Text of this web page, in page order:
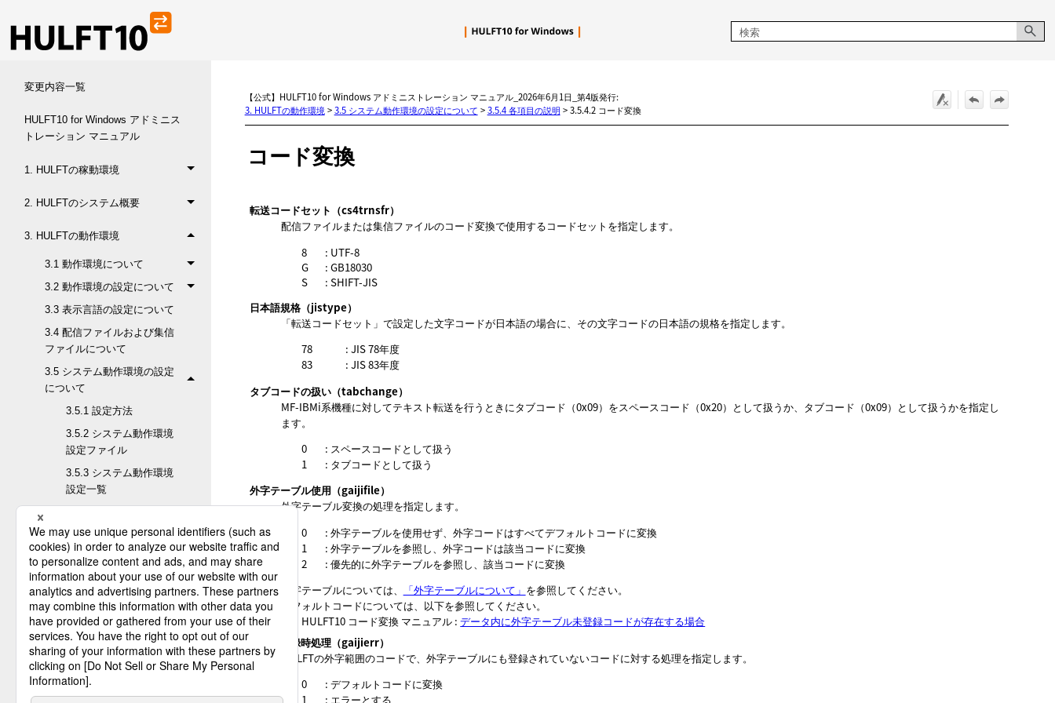
変更内容一覧
HULFT10 for Windows アドミニス
トレーション マニュアル
1. HULFTの稼動環境
2. HULFTのシステム概要
3. HULFTの動作環境
3.1 動作環境について
3.2 動作環境の設定について
3.3 表示言語の設定について
3.4 配信ファイルおよび集信
ファイルについて
3.5 システム動作環境の設定
について
3.5.1 設定方法
3.5.2 システム動作環境
設定ファイル
3.5.3 システム動作環境
設定一覧
3.5.4.1 起動
3.5.4.2 コード変換
3.5.4.3 集配信
3.5.4.4 通信
3.5.4.5 セキュリテ
ィ
3.5.4.6 グローバル
3.5.4.7 転送テスト
【公式】HULFT10 for Windows アドミニストレーション マニュアル_2026年6月1日_第4版発行:
3. HULFTの動作環境>3.5 システム動作環境の設定について >3.5.4 各項目の説明 >3.5.4.2 コード変換
コード変換
転送コードセット（cs4trnsfr）
配信ファイルまたは集信ファイルのコード変換で使用するコードセットを指定します。
8
: UTF-8
G
: GB18030
S
: SHIFT-JIS
日本語規格（jistype）
転送コードセット
で設定した文字コードが日本語の場合に、その文字コードの日本語の規格を指定します。
78
: JIS 78年度
83
: JIS 83年度
タブコードの扱い（tabchange）
MF-IBMi系機種に対してテキスト転送を行うときにタブコード（0x09）をスペースコード（0x20）として扱うか、タブコード（0x09）として扱うかを指定し
ます。
0
: スペースコードとして扱う
1
: タブコードとして扱う
外字テーブル使用（gaijifile）
外字テーブル変換の処理を指定します。
0
: 外字テーブルを使用せず、外字コードはすべてデフォルトコードに変換
1
: 外字テーブルを参照し、外字コードは該当コードに変換
2
: 優先的に外字テーブルを参照し、該当コードに変換
外字テーブルについては、
「外字テーブルについて」 を参照してください。
デフォルトコードについては、以下を参照してください。
HULFT10 コード変換 マニュアル :データ内に外字テーブル未登録コードが存在する場合
外字未登録時処理（gaijierr）
HULFTの外字範囲のコードで、外字テーブルにも登録されていないコードに対する処理を指定します。
0
: デフォルトコードに変換
1
: エラーとする